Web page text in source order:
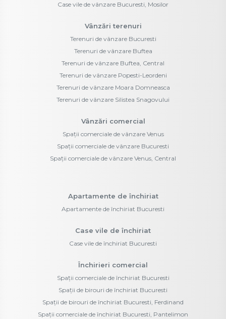
Case vile de vânzare Bucuresti, Mosilor
Vânzări terenuri
Terenuri de vânzare Bucuresti
Terenuri de vânzare Buftea
Terenuri de vânzare Buftea, Central
Terenuri de vânzare Popesti-Leordeni
Terenuri de vânzare Moara Domneasca
Terenuri de vânzare Silistea Snagovului
Vânzări comercial
Spații comerciale de vânzare Venus
Spații comerciale de vânzare Bucuresti
Spații comerciale de vânzare Venus, Central
Apartamente de închiriat
Apartamente de închiriat Bucuresti
Case vile de închiriat
Case vile de închiriat Bucuresti
Închirieri comercial
Spații comerciale de închiriat Bucuresti
Spații de birouri de închiriat Bucuresti
Spații de birouri de închiriat Bucuresti, Ferdinand
Spații comerciale de închiriat Bucuresti, Pantelimon